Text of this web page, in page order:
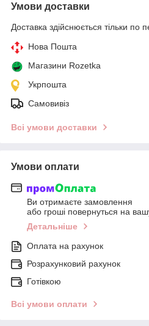
Умови доставки
Доставка здійснюється тільки по
Нова Пошта
Магазини Rozetka
Укрпошта
Самовивіз
Всі умови доставки
Умови оплати
Ви отримаєте замовлення
або гроші повернуться на
Детальніше
Оплата на рахунок
Розрахунковий рахунок
Готівкою
Всі умови оплати